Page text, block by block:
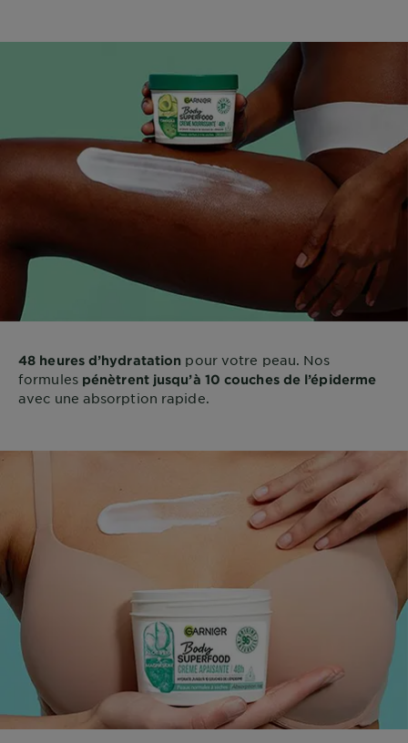
48 heures d’hydratation pour votre peau. Nos
formules pénètrent jusqu’à 10 couches de l’épiderme
avec une absorption rapide.